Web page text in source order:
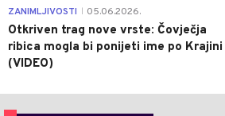
ZANIMLJIVOSTI 05.06.2026.
Otkriven trag nove vrste: Čovječja
ribica mogla bi ponijeti ime po Krajini
(VIDEO)